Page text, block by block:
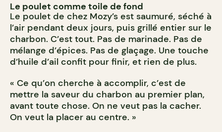
Le poulet comme toile de fond
Le poulet de chez Mozy’s est saumuré, séché à
l’air pendant deux jours, puis grillé entier sur le
charbon. C’est tout. Pas de marinade. Pas de
mélange d’épices. Pas de glaçage. Une touche
d’huile d’ail confit pour finir, et rien de plus.
« Ce qu’on cherche à accomplir, c’est de
mettre la saveur du charbon au premier plan,
avant toute chose. On ne veut pas la cacher.
On veut la placer au centre. »